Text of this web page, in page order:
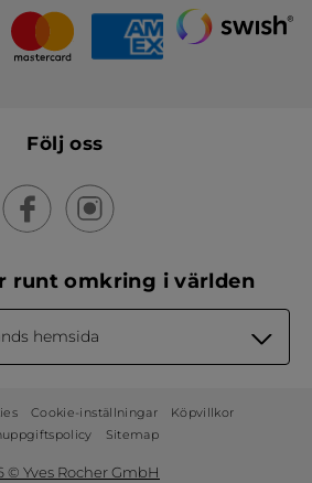
Följ oss
runt omkring i världen
hemsida
Cookie-inställningar
Köpvillkor
Sitemap
© Yves Rocher GmbH